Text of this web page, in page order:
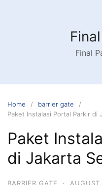
Final
Home
barrier gate
Paket Instalasi Portal Parkir di
Paket
di Jakarta
BARRIER GATE ·